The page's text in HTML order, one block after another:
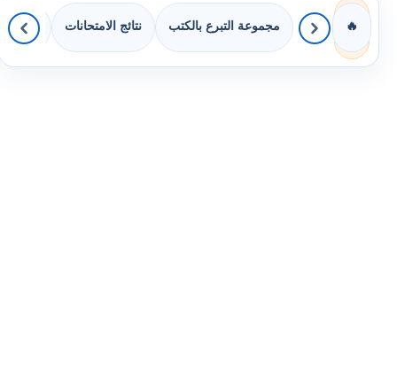
🔥 مجموعة التبرع بالكتب نتائج الامتحانات